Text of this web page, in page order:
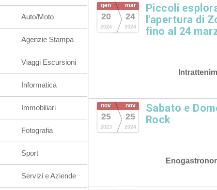
gen
20
2024
mar
24
2024
Piccoli
l'apertura di
fino al 24
nov
25
2023
nov
25
2024
Sabato e
Rock
Auto/Moto
Agenzie Stampa
Viaggi Escursioni
Informatica
Immobiliari
Fotografia
Sport
Servizi e Aziende